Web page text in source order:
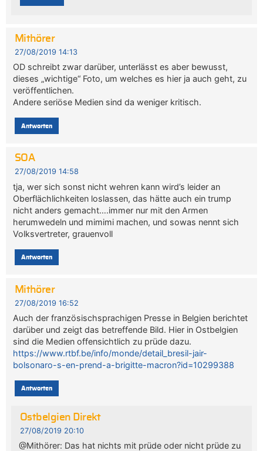
Mithörer
27/08/2019 14:13
OD schreibt zwar darüber, unterlässt es aber bewusst,
dieses „wichtige“ Foto, um welches es hier ja auch geht, zu
veröffentlichen.
Andere seriöse Medien sind da weniger kritisch.
Antworten
SOA
27/08/2019 14:58
tja, wer sich sonst nicht wehren kann wird’s leider an
Oberflächlichkeiten loslassen, das hätte auch ein trump
nicht anders gemacht….immer nur mit den Armen
herumwedeln und mimimi machen, und sowas nennt sich
Volksvertreter, grauenvoll
Antworten
Mithörer
27/08/2019 16:52
Auch der französischsprachigen Presse in Belgien berichtet
darüber und zeigt das betreffende Bild. Hier in Ostbelgien
sind die Medien offensichtlich zu prüde dazu.
https://www.rtbf.be/info/monde/detail_bresil-jair-
bolsonaro-s-en-prend-a-brigitte-macron?id=10299388
Antworten
Ostbelgien Direkt
27/08/2019 20:10
@Mithörer: Das hat nichts mit prüde oder nicht prüde zu